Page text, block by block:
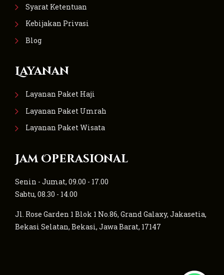
Syarat Ketentuan
Kebijakan Privasi
Blog
Layanan
Layanan Paket Haji
Layanan Paket Umrah
Layanan Paket Wisata
Jam Operasional
Senin - Jumat, 09.00 - 17.00
Sabtu, 08.30 - 14.00
Jl. Rose Garden 1 Blok 1 No.86, Grand Galaxy, Jakasetia,
Bekasi Selatan, Bekasi, Jawa Barat, 17147